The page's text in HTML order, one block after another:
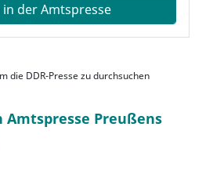
in der Amtspresse
die DDR-Presse zu durchsuchen
Preußens